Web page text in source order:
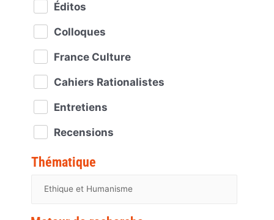
Éditos
Colloques
France Culture
Cahiers Rationalistes
Entretiens
Recensions
Thématique